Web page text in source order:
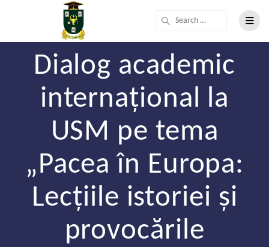
Dialog academic
internațional la
USM pe tema
„Pacea în Europa:
Lecțiile istoriei și
provocările